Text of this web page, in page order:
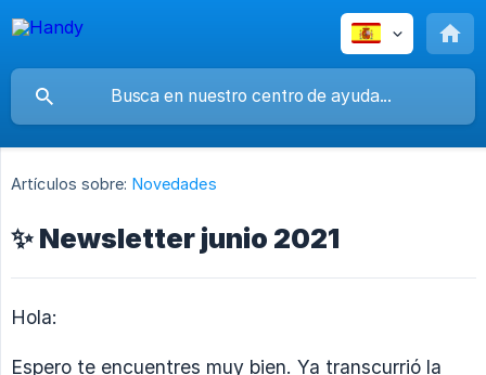
Artículos sobre: Novedades
✨ Newsletter junio 2021
Hola:
Espero te encuentres muy bien. Ya transcurrió la